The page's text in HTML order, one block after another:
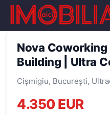
← Înapoi la oferte
Nova
Building | Ultra
Cișmigiu, București,
4.350 EUR